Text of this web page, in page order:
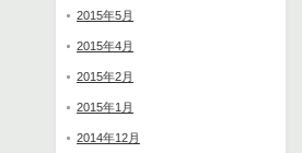
2015年5月
2015年4月
2015年2月
2015年1月
2014年12月